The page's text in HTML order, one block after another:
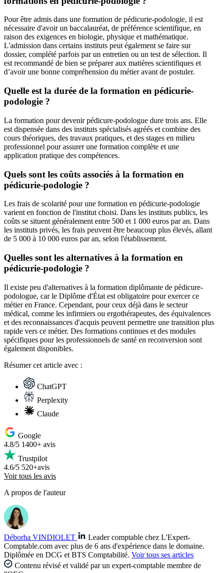
Pour être admis dans une formation de pédicurie-podologie, il est
nécessaire d'avoir un baccalauréat, de préférence scientifique, en
raison des exigences en biologie, physique et mathématique.
L'admission dans certains instituts peut également se faire sur
dossier, complété parfois par un entretien ou un test de sélection. Il
est recommandé de bien se préparer aux matières scientifiques et
d’avoir une bonne compréhension du métier avant de postuler.
Quelle est la durée de la formation en pédicurie-
podologie ?
La formation pour devenir pédicure-podologue dure trois ans. Elle
est dispensée dans des instituts spécialisés agréés et combine des
cours théoriques, des travaux pratiques, et des stages en milieu
professionnel pour assurer une formation complète et une
application pratique des compétences.
Quels sont les coûts associés à la formation en
pédicurie-podologie ?
Les frais de scolarité pour une formation en pédicurie-podologie
varient en fonction de l'institut choisi. Dans les instituts publics, les
coûts se situent généralement entre 500 et 1 000 euros par an. Dans
les instituts privés, les frais peuvent être beaucoup plus élevés, allant
de 5 000 à 10 000 euros par an, selon l'établissement.
Quelles sont les alternatives à la formation en
pédicurie-podologie ?
Il existe peu d'alternatives à la formation diplômante de pédicure-
podologue, car le Diplôme d'État est obligatoire pour exercer ce
métier en France. Cependant, pour ceux déjà dans le secteur
médical, comme les infirmiers ou ergothérapeutes, des équivalences
et des reconnaissances d'acquis peuvent permettre une transition plus
rapide vers ce métier. Des formations continues et des modules
spécifiques pour les professionnels de santé en reconversion sont
également disponibles.
Résumercet article avec :
ChatGPT
Perplexity
Claude
Google
4.8/5 1400+ avis
Trustpilot
4.6/5 520+avis
Voir tous les avis
A propos de l'auteur
Déborha VINDIOLET
Leader comptable chez L'Expert-
Comptable.com avec plus de 6 ans d'expérience dans le domaine.
Diplômée en DCG et BTS Comptabilité. Voir tous ses articles
Contenu révisé et validé par un expert-comptable membre de